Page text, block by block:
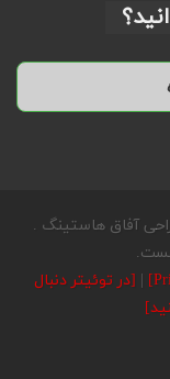
آفاق هاستینگ .
هست.
| [در توئیتر دنبال